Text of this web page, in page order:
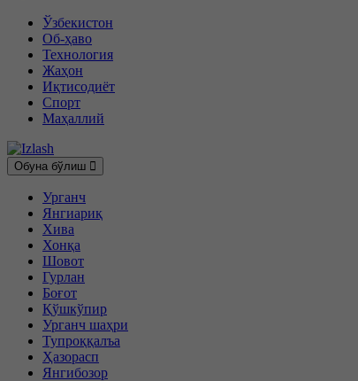
Ўзбекистон
Об-ҳаво
Технология
Жаҳон
Иқтисодиёт
Спорт
Маҳаллий
Обуна бўлиш
Урганч
Янгиариқ
Хива
Хонқа
Шовот
Гурлан
Боғот
Қўшкўпир
Урганч шаҳри
Тупроққалъа
Ҳазорасп
Янгибозор